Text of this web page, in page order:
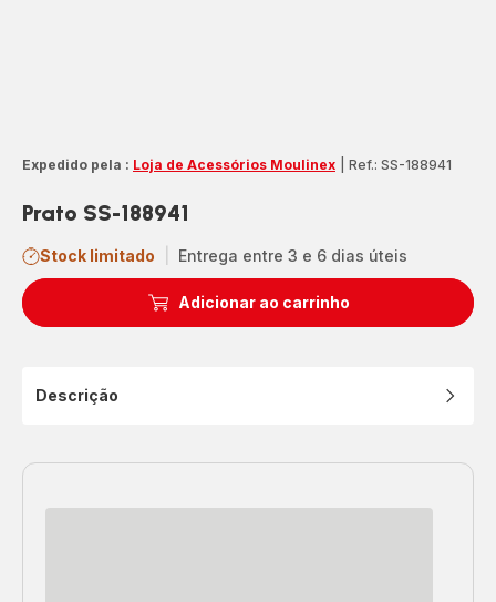
Expedido pela : Loja de Acessórios Moulinex Ref.: SS-188941
Prato SS-188941
Stock limitado Entrega entre 3 e 6 dias úteis
Adicionar ao carrinho
Descrição